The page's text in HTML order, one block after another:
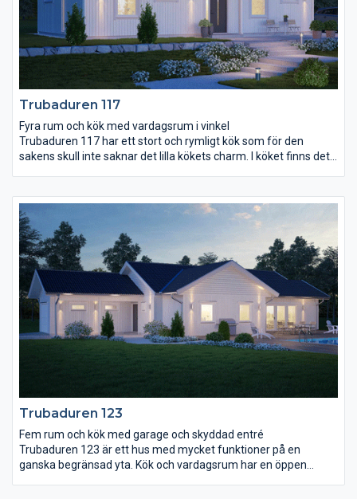
Trubaduren 117
Fyra rum och kök med vardagsrum i vinkel
Trubaduren 117 har ett stort och rymligt kök som för den
sakens skull inte saknar det lilla kökets charm. I köket finns det
finns även en väl tilltagen klädvårdsavdelning samt en
groventré. Både kök och vardagsrum ligger åt trädgårdssidan
och över vardagsrummet reser sig ett ryggåstak. I huset finns
också ett stort sovrum med klädkammare, terrassdörr och
badrum nära tillhands samt två mindre sovrum och ett wc i
närheten av entrén.
Trubaduren 123
Fem rum och kök med garage och skyddad entré
Trubaduren 123 är ett hus med mycket funktioner på en
ganska begränsad yta. Kök och vardagsrum har en öppen